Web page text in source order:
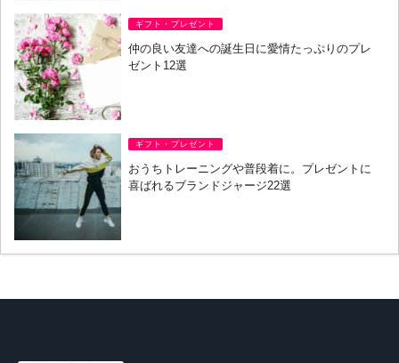
ギフト・プレゼント
仲の良い友達への誕生日に愛情たっぷりのプレ
ゼント12選
ギフト・プレゼント
おうちトレーニングや普段着に。プレゼントに
喜ばれるブランドジャージ22選